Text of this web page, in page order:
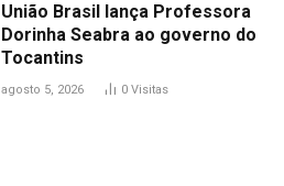
União Brasil lança Professora
Dorinha Seabra ao governo do
Tocantins
agosto 5, 2026 0 Visitas